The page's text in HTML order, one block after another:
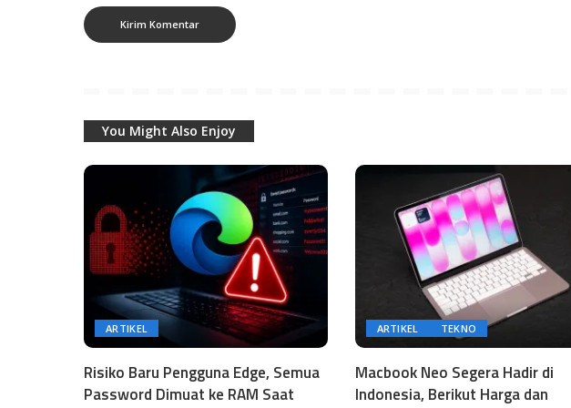
You Might Also Enjoy
ARTIKEL
Risiko Baru Pengguna Edge, Semua
Password Dimuat ke RAM Saat
ARTIKEL TEKNO
Macbook Neo Segera Hadir di
Indonesia, Berikut Harga dan